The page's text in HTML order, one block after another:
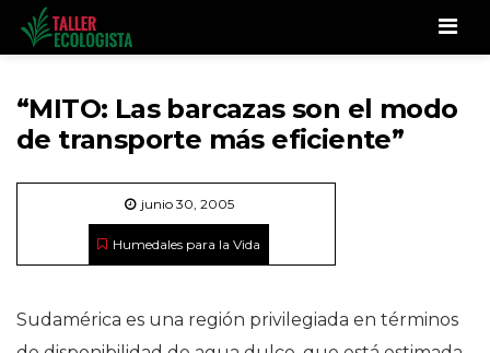
“MITO: Las barcazas son el modo
de transporte más eficiente”
junio 30, 2005
Humedales para la Vida
Sudamérica es una región privilegiada en términos